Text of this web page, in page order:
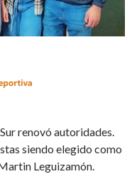
renovó autoridades.
siendo elegido como
Leguizamón.